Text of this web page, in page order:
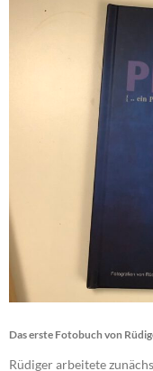
Das erste Fotobuch von
Rüdiger arbeitete